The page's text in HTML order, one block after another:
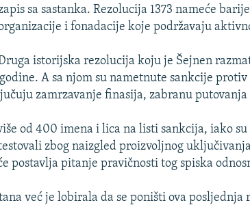
sa sastanka. Rezolucija 1373 nameće
i fonadacije koje podržavaju
istorijska rezolucija koju je Šejnen
A sa njom su nametnute sankcije
zamrzavanje finasija, zabranu putovanja
od 400 imena i lica na listi sankcija, iako
zbog naizgled proizvoljnog
postavlja pitanje pravičnosti tog spiska
već je lobirala da se poništi ova posljednja